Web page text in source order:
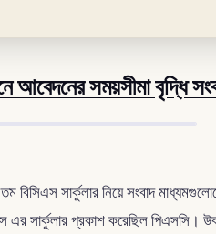
সময়সীমা বৃদ্ধি
বিসিএস সার্কুলার নিয়ে সংবাদ
সার্কুলার প্রকাশ করেছিল পিএসসি।